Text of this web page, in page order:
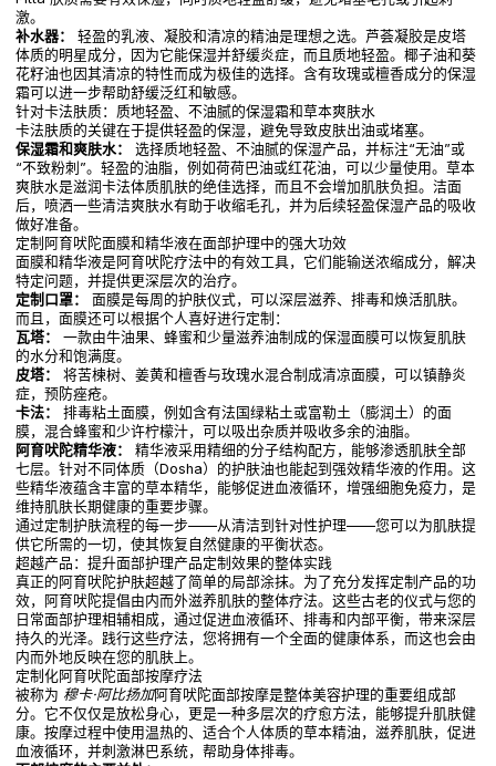
激。
补水器：
轻盈的乳液、凝胶和清凉的精油是理想之选。芦荟凝胶是皮塔
体质的明星成分，因为它能保湿并舒缓炎症，而且质地轻盈。椰子油和葵
花籽油也因其清凉的特性而成为极佳的选择。含有玫瑰或檀香成分的保湿
霜可以进一步帮助舒缓泛红和敏感。
针对卡法肤质：质地轻盈、不油腻的保湿霜和草本爽肤水
卡法肤质的关键在于提供轻盈的保湿，避免导致皮肤出油或堵塞。
保湿霜和爽肤水：
选择质地轻盈、不油腻的保湿产品，并标注“无油”或
“不致粉刺”。轻盈的油脂，例如荷荷巴油或红花油，可以少量使用。草本
爽肤水是滋润卡法体质肌肤的绝佳选择，而且不会增加肌肤负担。洁面
后，喷洒一些清洁爽肤水有助于收缩毛孔，并为后续轻盈保湿产品的吸收
做好准备。
定制阿育吠陀面膜和精华液在面部护理中的强大功效
面膜和精华液是阿育吠陀疗法中的有效工具，它们能输送浓缩成分，解决
特定问题，并提供更深层次的治疗。
定制口罩：
面膜是每周的护肤仪式，可以深层滋养、排毒和焕活肌肤。
而且，面膜还可以根据个人喜好进行定制：
瓦塔：
一款由牛油果、蜂蜜和少量滋养油制成的保湿面膜可以恢复肌肤
的水分和饱满度。
皮塔：
将苦楝树、姜黄和檀香与玫瑰水混合制成清凉面膜，可以镇静炎
症，预防痤疮。
卡法：
排毒粘土面膜，例如含有法国绿粘土或富勒土（膨润土）的面
膜，混合蜂蜜和少许柠檬汁，可以吸出杂质并吸收多余的油脂。
阿育吠陀精华液：
精华液采用精细的分子结构配方，能够渗透肌肤全部
七层。针对不同体质（Dosha）的护肤油也能起到强效精华液的作用。这
些精华液蕴含丰富的草本精华，能够促进血液循环，增强细胞免疫力，是
维持肌肤长期健康的重要步骤。
通过定制护肤流程的每一步——从清洁到针对性护理——您可以为肌肤提
供它所需的一切，使其恢复自然健康的平衡状态。
超越产品：提升面部护理产品定制效果的整体实践
真正的阿育吠陀护肤超越了简单的局部涂抹。为了充分发挥定制产品的功
效，阿育吠陀提倡由内而外滋养肌肤的整体疗法。这些古老的仪式与您的
日常面部护理相辅相成，通过促进血液循环、排毒和内部平衡，带来深层
持久的光泽。践行这些疗法，您将拥有一个全面的健康体系，而这也会由
内而外地反映在您的肌肤上。
定制化阿育吠陀面部按摩疗法
被称为 穆卡·阿比扬加阿育吠陀面部按摩是整体美容护理的重要组成部
分。它不仅仅是放松身心，更是一种多层次的疗愈方法，能够提升肌肤健
康。按摩过程中使用温热的、适合个人体质的草本精油，滋养肌肤，促进
血液循环，并刺激淋巴系统，帮助身体排毒。